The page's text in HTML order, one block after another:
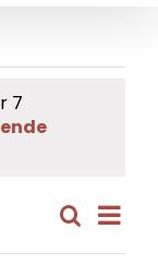
7
Zoeken
Dag